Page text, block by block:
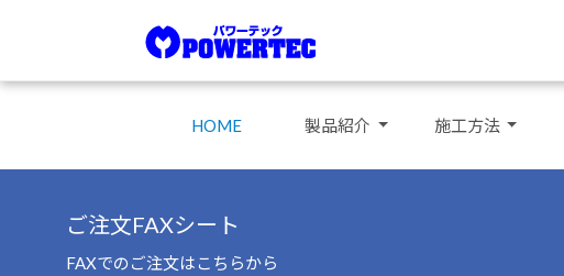
HOME 製品紹介 施工方法
ご注文FAXシート
FAXでのご注文はこちらから